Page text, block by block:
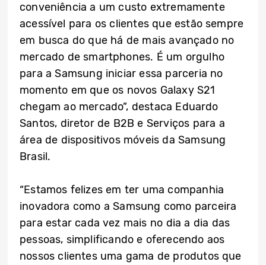
conveniência a um custo extremamente
acessível para os clientes que estão sempre
em busca do que há de mais avançado no
mercado de smartphones. É um orgulho
para a Samsung iniciar essa parceria no
momento em que os novos Galaxy S21
chegam ao mercado”, destaca Eduardo
Santos, diretor de B2B e Serviços para a
área de dispositivos móveis da Samsung
Brasil.
“Estamos felizes em ter uma companhia
inovadora como a Samsung como parceira
para estar cada vez mais no dia a dia das
pessoas, simplificando e oferecendo aos
nossos clientes uma gama de produtos que